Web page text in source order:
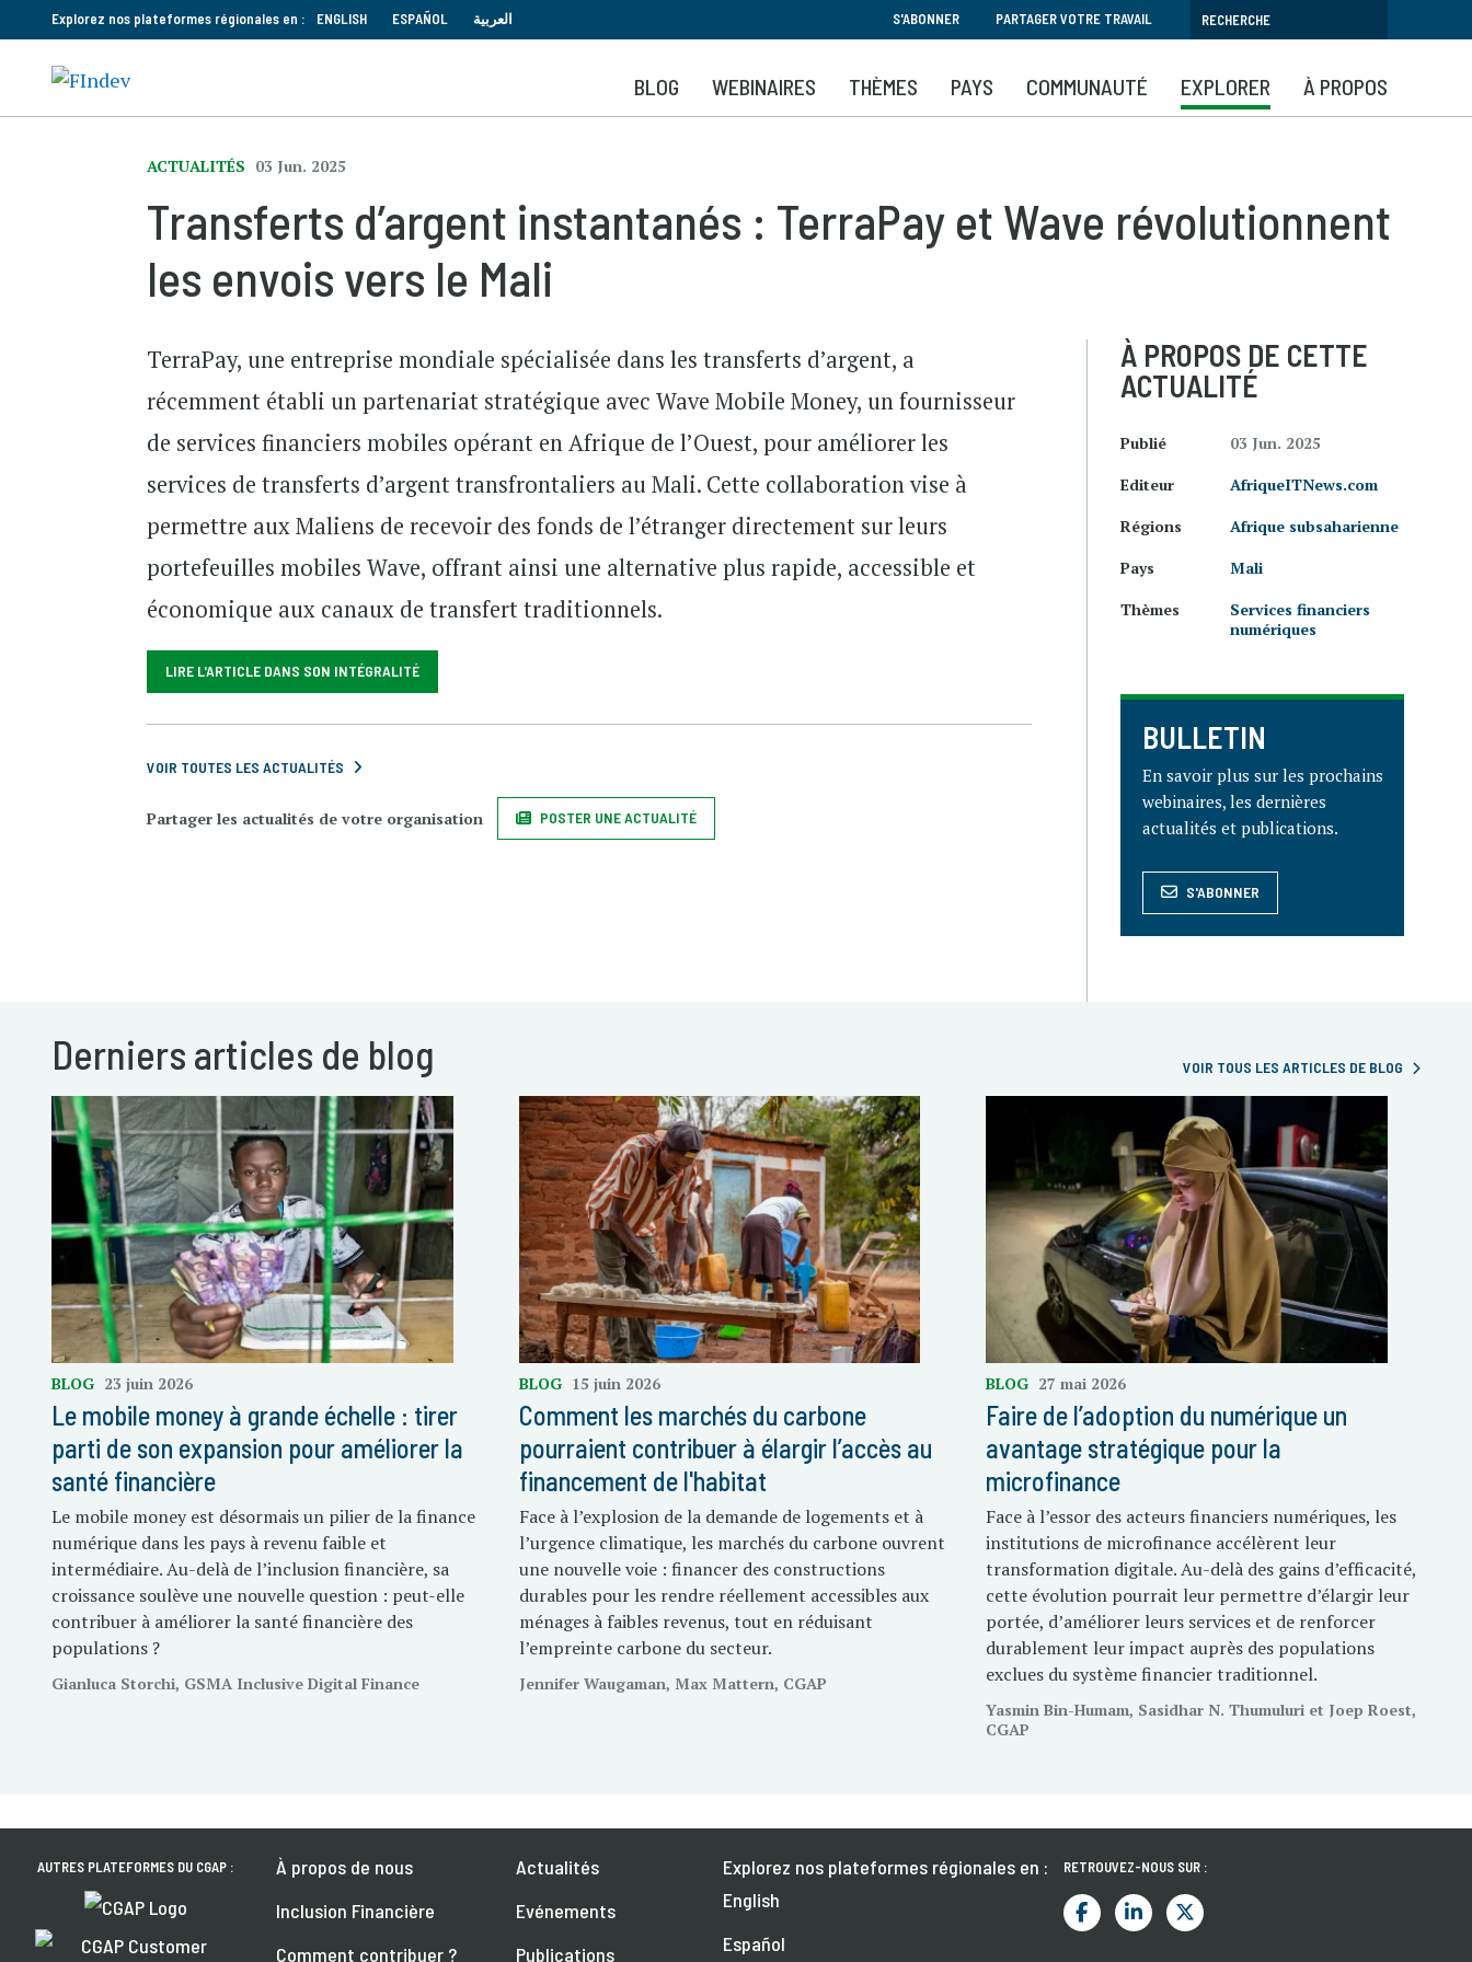
au
contenu
principal
Explorez nos plateformes régionales en : ENGLISH ESPAÑOL العربية S'ABONNER PARTAGER VOTRE TRAVAIL
BLOG WEBINAIRES THÈMES PAYS COMMUNAUTÉ EXPLORER À PROPOS
ACTUALITÉS 03 Jun. 2025
Transferts d’argent instantanés : TerraPay et Wave révolutionnent
les envois vers le Mali
TerraPay, une entreprise mondiale spécialisée dans les transferts d’argent, a
récemment établi un partenariat stratégique avec Wave Mobile Money, un fournisseur
de services financiers mobiles opérant en Afrique de l’Ouest, pour améliorer les
services de transferts d’argent transfrontaliers au Mali. Cette collaboration vise à
permettre aux Maliens de recevoir des fonds de l’étranger directement sur leurs
portefeuilles mobiles Wave, offrant ainsi une alternative plus rapide, accessible et
économique aux canaux de transfert traditionnels.
LIRE L'ARTICLE DANS SON INTÉGRALITÉ
VOIR TOUTES LES ACTUALITÉS
Partager les actualités de votre organisation POSTER UNE ACTUALITÉ
À PROPOS DE CETTE
ACTUALITÉ
Publié
03 Jun. 2025
Editeur
AfriqueITNews.com
Régions
Afrique subsaharienne
Pays
Mali
Thèmes
Services financiers
numériques
BULLETIN
En savoir plus sur les prochains
webinaires, les dernières
actualités et publications.
S'ABONNER
Derniers articles de blog VOIR TOUS LES ARTICLES DE BLOG
BLOG 23 juin 2026
Le mobile money à grande échelle : tirer
parti de son expansion pour améliorer la
santé financière
Le mobile money est désormais un pilier de la finance
numérique dans les pays à revenu faible et
intermédiaire. Au-delà de l’inclusion financière, sa
croissance soulève une nouvelle question : peut-elle
contribuer à améliorer la santé financière des
populations ?
Gianluca Storchi, GSMA Inclusive Digital Finance
BLOG 15 juin 2026
Comment les marchés du carbone
pourraient contribuer à élargir l’accès au
financement de l'habitat
Face à l’explosion de la demande de logements et à
l’urgence climatique, les marchés du carbone ouvrent
une nouvelle voie : financer des constructions
durables pour les rendre réellement accessibles aux
ménages à faibles revenus, tout en réduisant
l’empreinte carbone du secteur.
Jennifer Waugaman, Max Mattern, CGAP
BLOG 27 mai 2026
Faire de l’adoption du numérique un
avantage stratégique pour la
microfinance
Face à l’essor des acteurs financiers numériques, les
institutions de microfinance accélèrent leur
transformation digitale. Au-delà des gains d’efficacité,
cette évolution pourrait leur permettre d’élargir leur
portée, d’améliorer leurs services et de renforcer
durablement leur impact auprès des populations
exclues du système financier traditionnel.
Yasmin Bin-Humam, Sasidhar N. Thumuluri et Joep Roest,
CGAP
AUTRES PLATEFORMES DU CGAP :
À propos de nous
Inclusion Financière
Comment contribuer ?
Actualités
Evénements
Publications
Explorez nos plateformes régionales en :
English
Español
RETROUVEZ-NOUS SUR :